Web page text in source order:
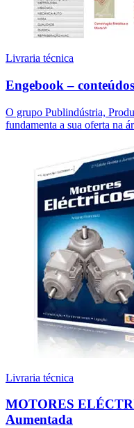
Livraria técnica
Engebook –
O grupo Publindústria,
fundamenta a sua oferta na
Livraria técnica
MOTORES
Aumentada